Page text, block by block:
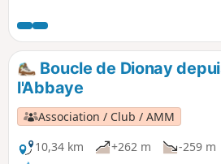
Boucle de Dionay
l'Abbaye
Association / Club / AMM
10,34 km
+262 m -259 m